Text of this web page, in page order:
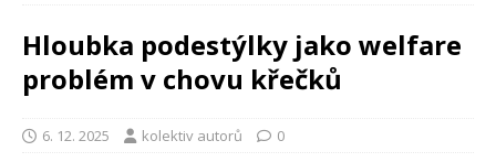
Hloubka podestýlky jako welfare
problém v chovu křečků
6. 12. 2025 kolektiv autorů 0